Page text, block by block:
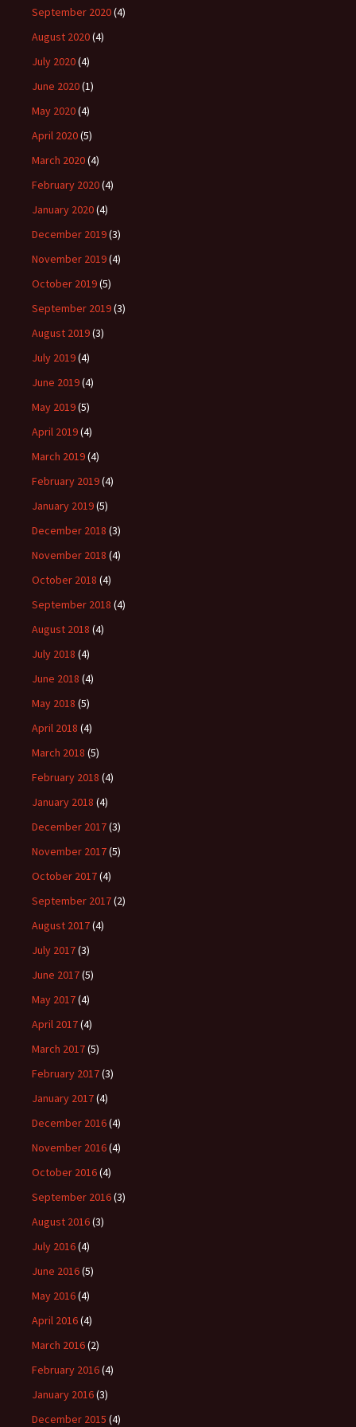
September 2020(4)
August 2020(4)
July 2020(4)
June 2020(1)
May 2020(4)
April 2020(5)
March 2020(4)
February 2020(4)
January 2020(4)
December 2019(3)
November 2019(4)
October 2019(5)
September 2019(3)
August 2019(3)
July 2019(4)
June 2019(4)
May 2019(5)
April 2019(4)
March 2019(4)
February 2019(4)
January 2019(5)
December 2018 (3)
November 2018 (4)
October 2018 (4)
September 2018 (4)
August 2018 (4)
July 2018 (4)
June 2018 (4)
May 2018 (5)
April 2018 (4)
March 2018 (5)
February 2018 (4)
January 2018 (4)
December 2017(3)
November 2017(5)
October 2017(4)
September 2017(2)
August 2017(4)
July 2017(3)
June 2017(5)
May 2017(4)
April 2017(4)
March 2017(5)
February 2017(3)
January 2017(4)
December 2016(4)
November 2016(4)
October 2016(4)
September 2016(3)
August 2016(3)
July 2016(4)
June 2016(5)
May 2016(4)
April 2016(4)
March 2016(2)
February 2016(4)
January 2016(3)
December 2015 (4)